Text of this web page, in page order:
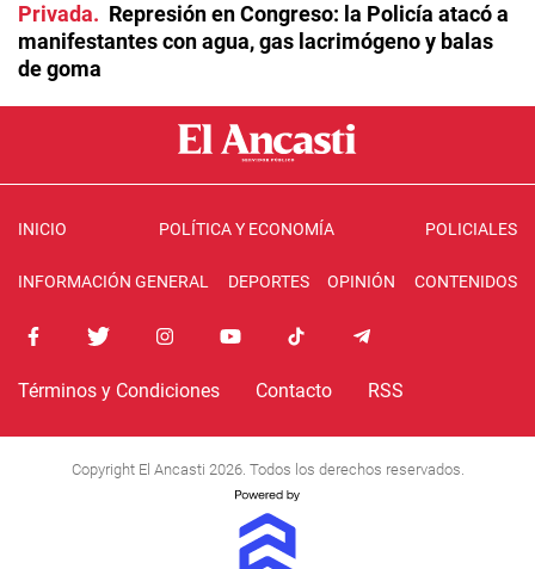
Privada
Represión en Congreso: la Policía atacó a
manifestantes con agua, gas lacrimógeno y balas
de goma
INICIO POLÍTICA Y ECONOMÍA POLICIALES
INFORMACIÓN GENERAL DEPORTES OPINIÓN CONTENIDOS
Términos y Condiciones Contacto RSS
Copyright El Ancasti 2026. Todos los derechos reservados.